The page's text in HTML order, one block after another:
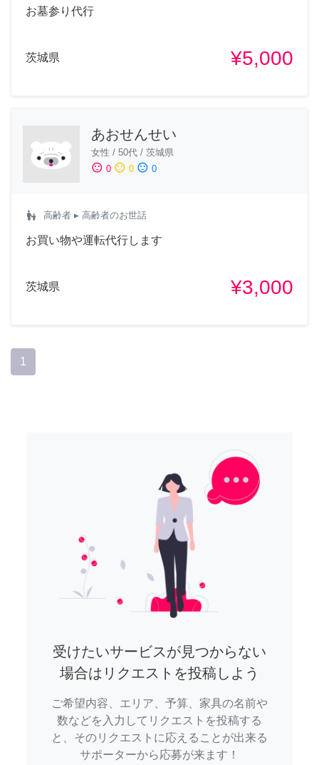
お墓参り代行
茨城県 ¥5,000
あおせんせい
女性 / 50代 / 茨城県
sentiment_satisfied 0 sentiment_neutral 0 sentiment_dissatisfied 0
escalator_warning 高齢者 ▸ 高齢者のお世話
お買い物や運転代行します
茨城県 ¥3,000
1
受けたいサービスが見つからない
場合はリクエストを投稿しよう
ご希望内容、エリア、予算、家具の名前や
数などを入力してリクエストを投稿する
と、そのリクエストに応えることが出来る
サポーターから応募が来ます！